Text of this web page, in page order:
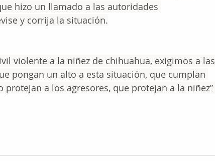
hizo un llamado a las autoridades
y corrija la situación.
violente a la niñez de chihuahua, exigimos a las
pongan un alto a esta situación, que cumplan
a los agresores, que protejan a la niñez”